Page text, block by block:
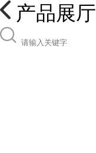
产品展厅